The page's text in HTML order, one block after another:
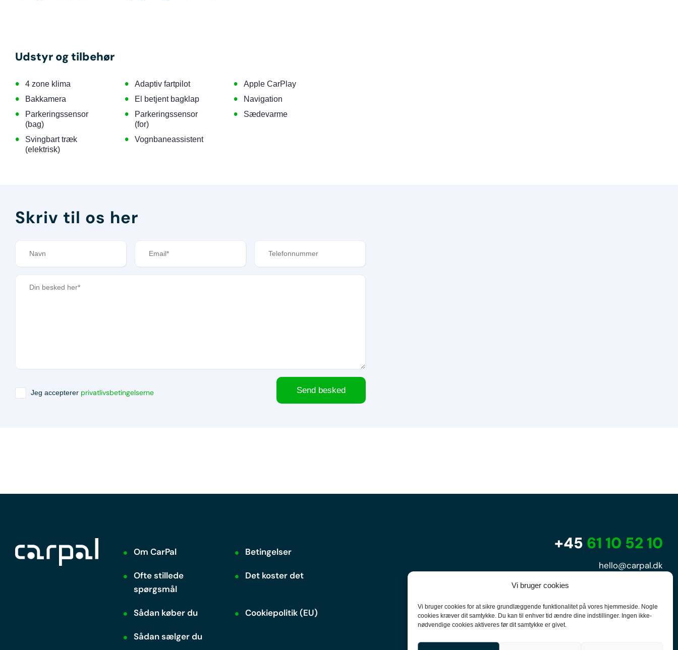
Vi bruger cookies
Vi bruger cookies for at sikre grundlæggende funktionalitet på vores hjemmeside. Nogle
cookies kræver dit samtykke. Du kan til enhver tid ændre dine indstillinger. Ingen ikke-
nødvendige cookies aktiveres før dit samtykke er givet.
Udstyr og tilbehør
• 4 zone klima • Adaptiv fartpilot • Apple CarPlay
• Bakkamera • El betjent bagklap • Navigation
•
Parkeringssensor
(bag)
•
Parkeringssensor
(for)
• Sædevarme
•
Svingbart træk
(elektrisk)
• Vognbaneassistent
Skriv til os her
Jeg accepterer privatlivsbetingelserne Send besked
Om CarPal Betingelser
Ofte stillede
spørgsmål
Det koster det
Sådan køber du Cookiepolitik (EU)
Sådan sælger du
+45 61 10 52 10
hello@carpal.dk